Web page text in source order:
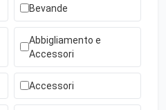
Bevande
Abbigliamento e
Accessori
Accessori